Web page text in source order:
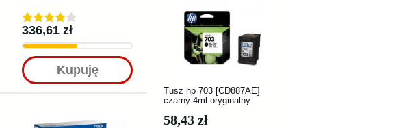
336,61 zł
Kupuję
Tusz hp 703 [CD887AE]
czarny 4ml oryginalny
58,43 zł